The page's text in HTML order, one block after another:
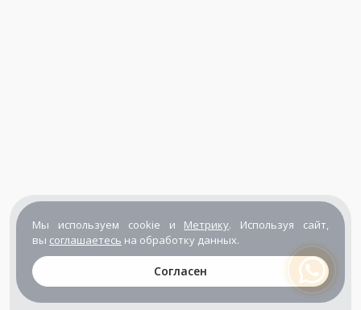
Мы используем cookie и Метрику. Используя сайт,
вы соглашаетесь на обработку данных.
Согласен